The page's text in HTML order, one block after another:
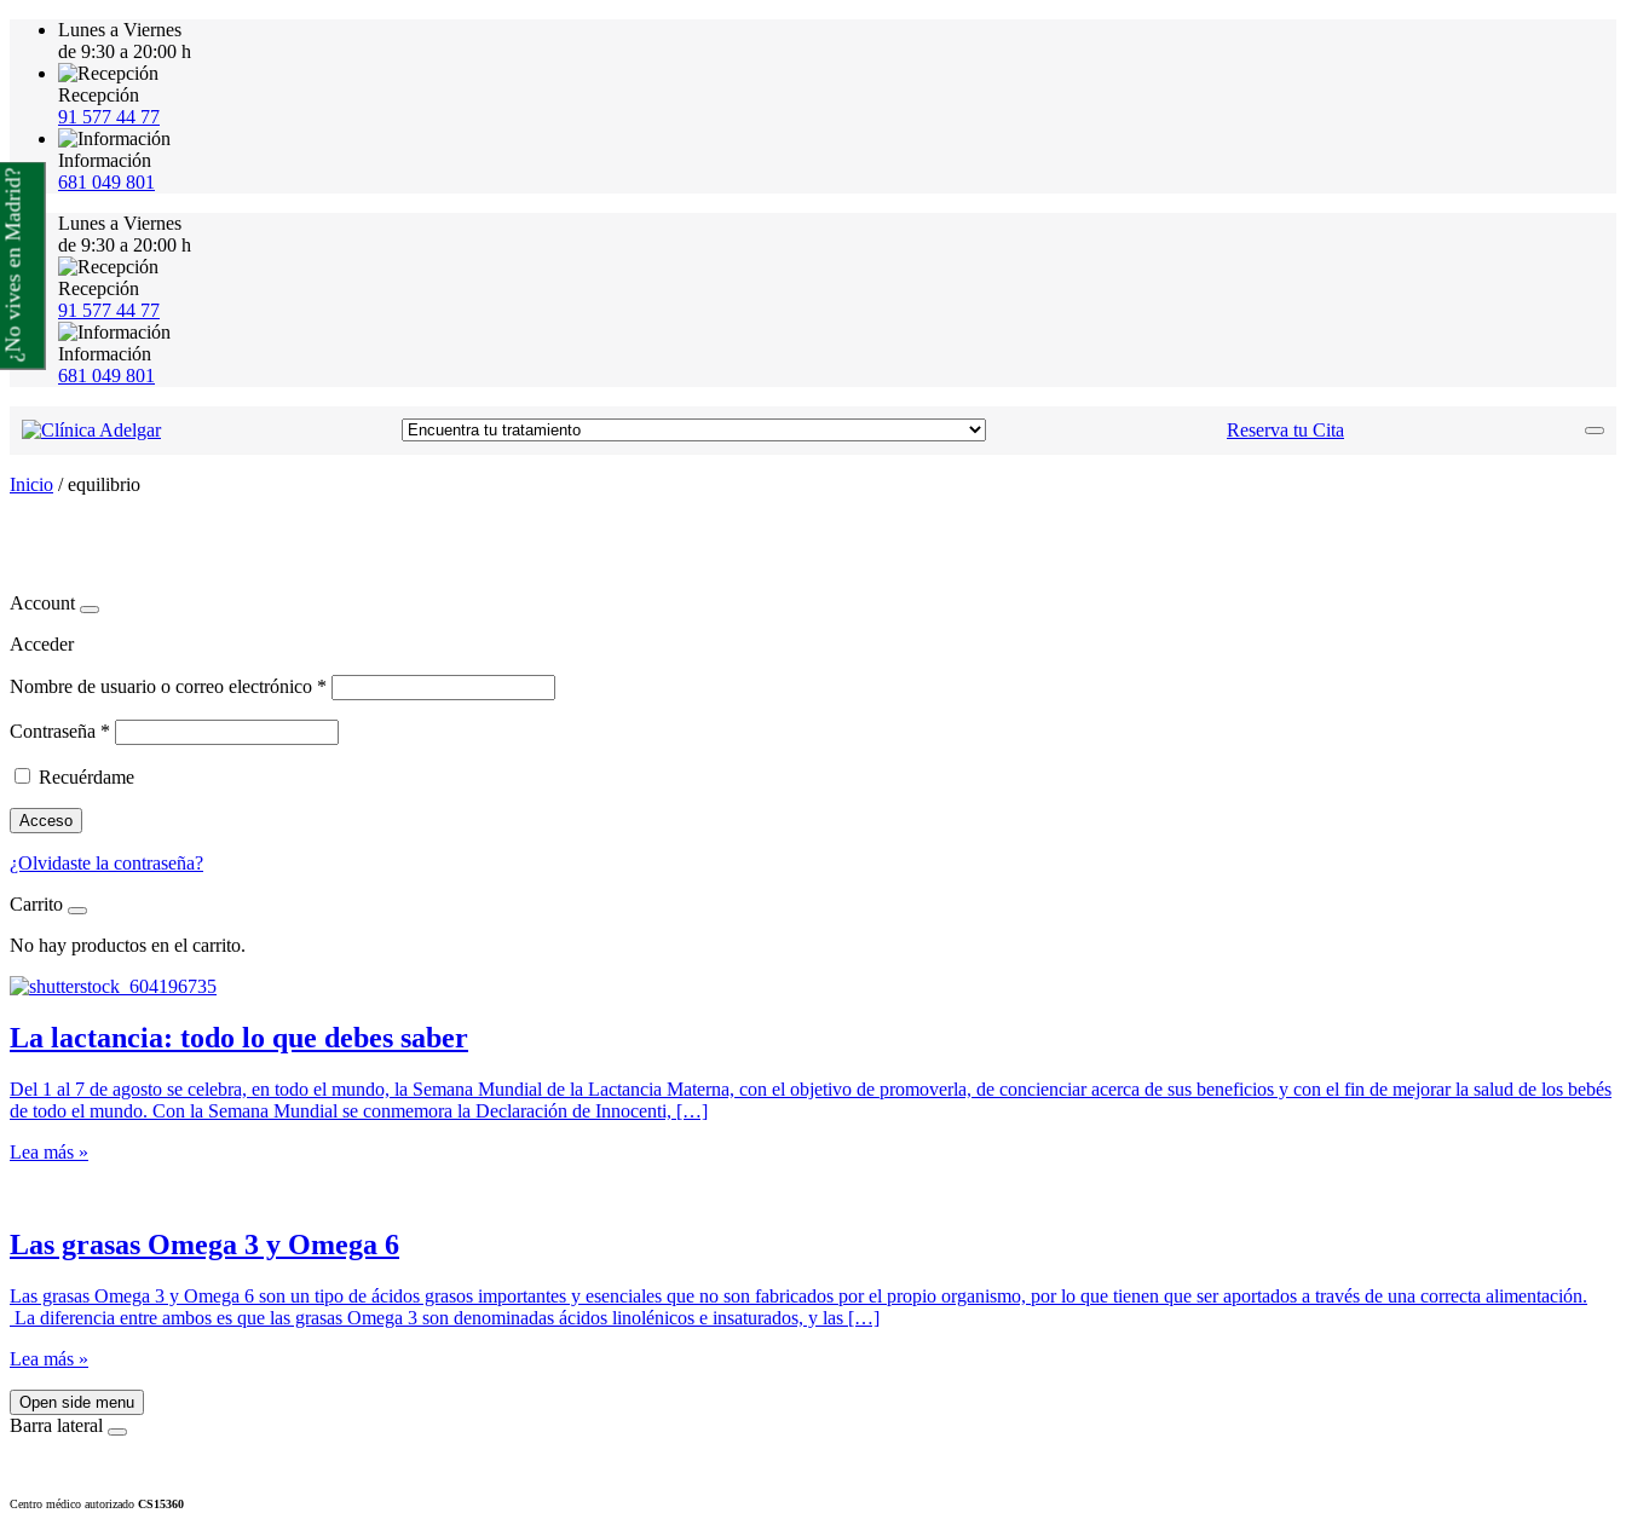
Lunes a Viernes
de 9:30 a 20:00 h
Recepción
91 577 44 77
Información
681 049 801
Lunes a Viernes
de 9:30 a 20:00 h
Recepción
91 577 44 77
Información
681 049 801
Reserva tu Cita
Inicio /equilibrio
Account
Acceder
Nombre de usuario o correo electrónico *
Contraseña *
Recuérdame
Acceso
¿Olvidaste la contraseña?
Carrito
No hay productos en el carrito.
La lactancia: todo lo que debes saber
Del 1 al 7 de agosto se celebra, en todo el mundo, la Semana Mundial de la Lactancia Materna, con el objetivo de promoverla, de concienciar acerca de sus beneficios y con el fin de mejorar la salud de los bebés
de todo el mundo. Con la Semana Mundial se conmemora la Declaración de Innocenti, […]
Lea más »
Las grasas Omega 3 y Omega 6
Las grasas Omega 3 y Omega 6 son un tipo de ácidos grasos importantes y esenciales que no son fabricados por el propio organismo, por lo que tienen que ser aportados a través de una correcta alimentación.
La diferencia entre ambos es que las grasas Omega 3 son denominadas ácidos linolénicos e insaturados, y las […]
Lea más »
Open side menu
Barra lateral
Centro médico autorizado CS15360
¿No vives en Madrid?